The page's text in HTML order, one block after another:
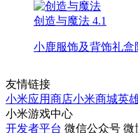
创造与魔法 4.1
小鹿服饰及背饰礼盒
友情链接
小米应用商店小米商城英
小米游戏中心
开发者平台 微信公众号 微